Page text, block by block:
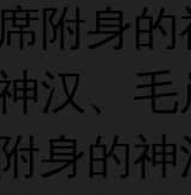
附身
汉、
身的